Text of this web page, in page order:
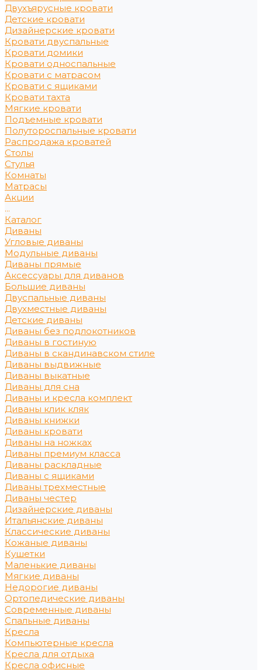
Двухъярусные кровати
Детские кровати
Дизайнерские кровати
Кровати двуспальные
Кровати домики
Кровати односпальные
Кровати с матрасом
Кровати с ящиками
Кровати тахта
Мягкие кровати
Подъемные кровати
Полутороспальные кровати
Распродажа кроватей
Столы
Стулья
Комнаты
Матрасы
Акции
...
Каталог
Диваны
Угловые диваны
Модульные диваны
Диваны прямые
Аксессуары для диванов
Большие диваны
Двуспальные диваны
Двухместные диваны
Детские диваны
Диваны без подлокотников
Диваны в гостиную
Диваны в скандинавском стиле
Диваны выдвижные
Диваны выкатные
Диваны для сна
Диваны и кресла комплект
Диваны клик кляк
Диваны книжки
Диваны кровати
Диваны на ножках
Диваны премиум класса
Диваны раскладные
Диваны с ящиками
Диваны трехместные
Диваны честер
Дизайнерские диваны
Итальянские диваны
Классические диваны
Кожаные диваны
Кушетки
Маленькие диваны
Мягкие диваны
Недорогие диваны
Ортопедические диваны
Современные диваны
Спальные диваны
Кресла
Компьютерные кресла
Кресла для отдыха
Кресла офисные